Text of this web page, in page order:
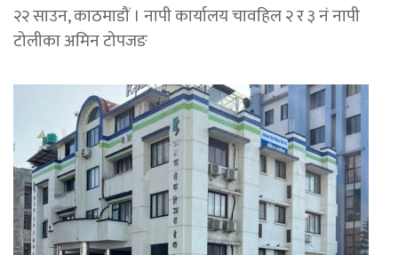
२२ साउन, काठमाडौं । नापी कार्यालय चावहिल २ र ३ नं नापी
टोलीका अमिन टोपजङ